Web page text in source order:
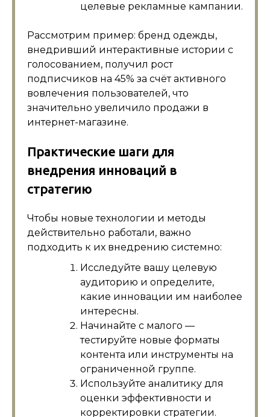
целевые рекламные кампании.
Рассмотрим пример: бренд одежды,
внедривший интерактивные истории с
голосованием, получил рост
подписчиков на 45% за счёт активного
вовлечения пользователей, что
значительно увеличило продажи в
интернет-магазине.
Практические шаги для
внедрения инноваций в
стратегию
Чтобы новые технологии и методы
действительно работали, важно
подходить к их внедрению системно:
Исследуйте вашу целевую
аудиторию и определите,
какие инновации им наиболее
интересны.
Начинайте с малого —
тестируйте новые форматы
контента или инструменты на
ограниченной группе.
Используйте аналитику для
оценки эффективности и
корректировки стратегии.